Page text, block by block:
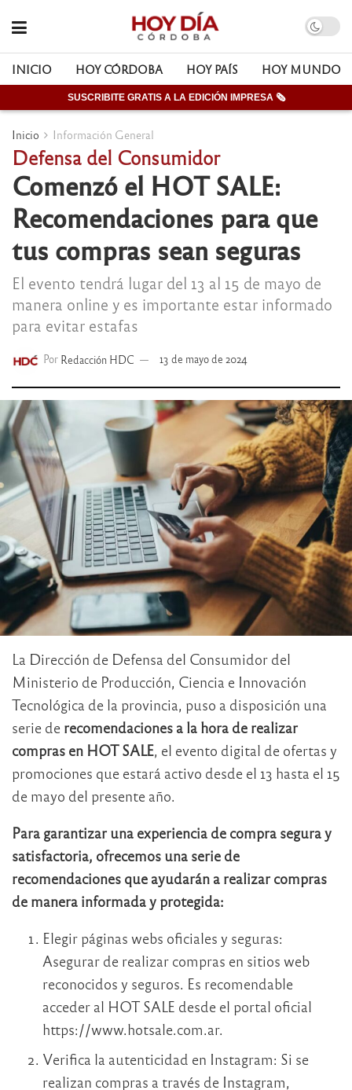
INICIO HOY CÓRDOBA HOY PAÍS HOY MUNDO
SUSCRIBITE GRATIS A LA EDICIÓN IMPRESA 🗞
Inicio Información General
Defensa del Consumidor
Comenzó el HOT SALE:
Recomendaciones para que
tus compras sean seguras
El evento tendrá lugar del 13 al 15 de mayo de
manera online y es importante estar informado
para evitar estafas
Por Redacción HDC 13 de mayo de 2024
La Dirección de Defensa del Consumidor del
Ministerio de Producción, Ciencia e Innovación
Tecnológica de la provincia, puso a disposición una
serie de recomendaciones a la hora de realizar
compras en HOT SALE, el evento digital de ofertas y
promociones que estará activo desde el 13 hasta el 15
de mayo del presente año.
Para garantizar una experiencia de compra segura y
satisfactoria, ofrecemos una serie de
recomendaciones que ayudarán a realizar compras
de manera informada y protegida:
Elegir páginas webs oficiales y seguras:
Asegurar de realizar compras en sitios web
reconocidos y seguros. Es recomendable
acceder al HOT SALE desde el portal oficial
https://www.hotsale.com.ar.
Verifica la autenticidad en Instagram: Si se
realizan compras a través de Instagram,